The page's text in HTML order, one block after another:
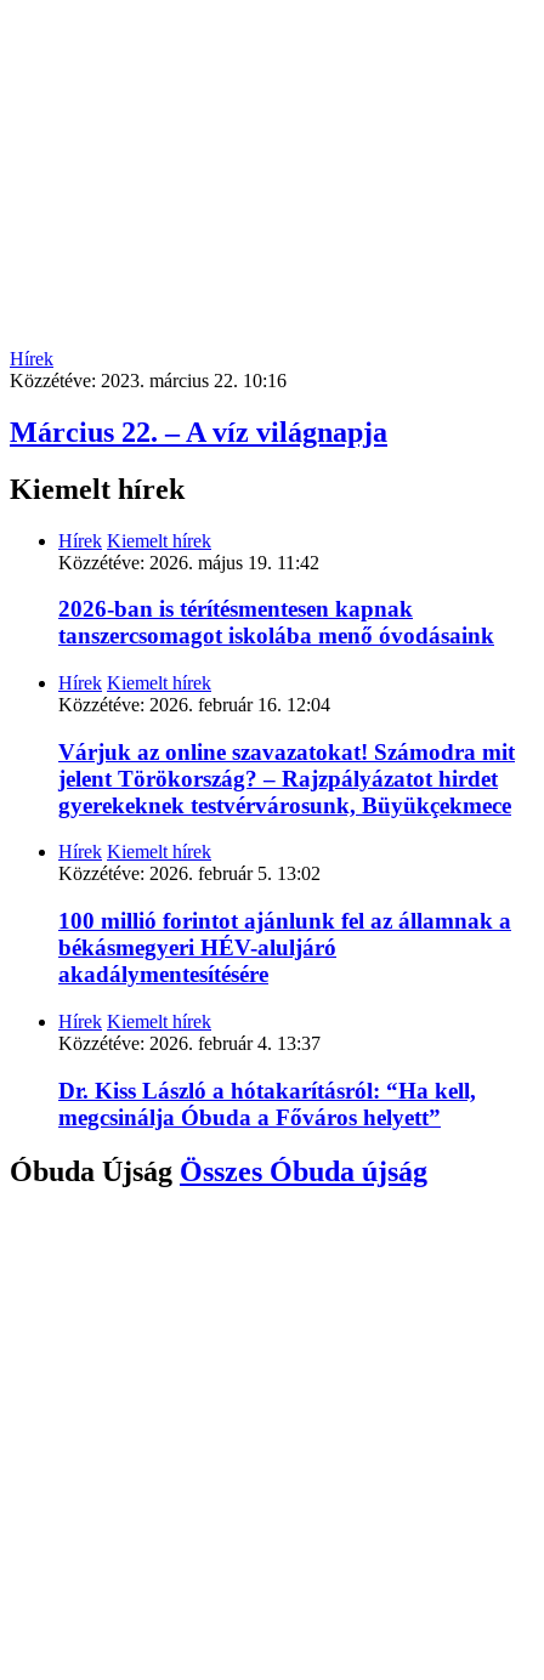
Hírek
Közzétéve: 2023. március 22. 10:16
Március 22. – A víz világnapja
Kiemelt hírek
Hírek Kiemelt hírek
Közzétéve: 2026. május 19. 11:42
2026-ban is térítésmentesen kapnak
tanszercsomagot iskolába menő óvodásaink
Hírek Kiemelt hírek
Közzétéve: 2026. február 16. 12:04
Várjuk az online szavazatokat! Számodra mit
jelent Törökország? – Rajzpályázatot hirdet
gyerekeknek testvérvárosunk, Büyükçekmece
Hírek Kiemelt hírek
Közzétéve: 2026. február 5. 13:02
100 millió forintot ajánlunk fel az államnak a
békásmegyeri HÉV-aluljáró
akadálymentesítésére
Hírek Kiemelt hírek
Közzétéve: 2026. február 4. 13:37
Dr. Kiss László a hótakarításról: “Ha kell,
megcsinálja Óbuda a Főváros helyett”
Óbuda Újság Összes Óbuda újság